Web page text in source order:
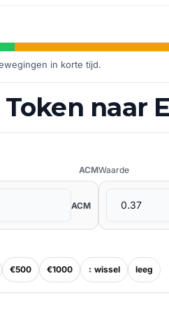
in korte tijd.
naar
ACM
ACM
Waarde
€500 €1000 ↕ wissel leeg